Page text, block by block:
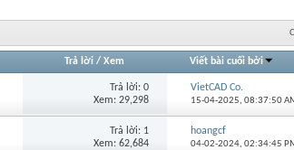
Trả lời/ Xem Viết bài cuối bởi
Trả lời: 0
Xem: 29,298
VietCAD Co.
15-04-2025,08:37:50
Trả lời: 1
Xem: 62,684
hoangcf
04-02-2024,02:34:45